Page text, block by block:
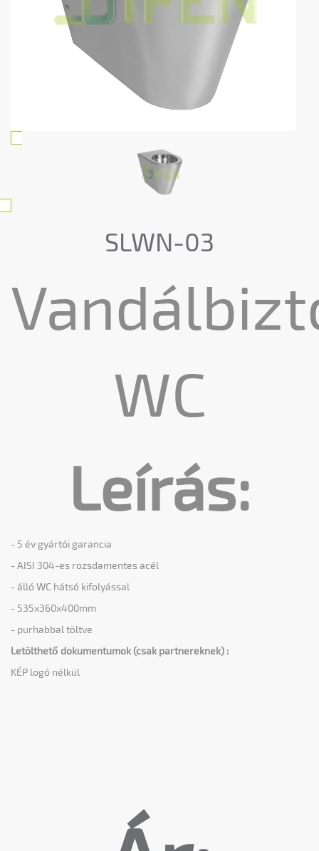
SLWN-03
WC
Leírás:
- 5 év gyártói garancia
- AISI 304-es rozsdamentes acél
- álló WC hátsó kifolyással
- 535x360x400mm
- purhabbal töltve
Letölthető dokumentumok (csak partnereknek) :
KÉP logó nélkül